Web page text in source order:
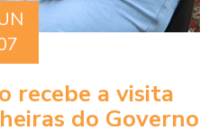
recebe a visita
do Governo